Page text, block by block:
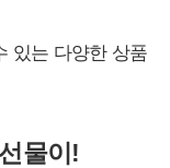
있는 다양한 상품
물이!